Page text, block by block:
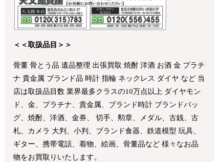
＜＜取扱品目＞＞
骨董 骨とう品 遺品整理 出張買取 焼酎 洋酒 お酒 金 プラチ
ナ 貴金属 ブランド品 時計 指輪 ネックレス ダイヤ など 当
店は取扱品目数 業界最多クラスの10万点以上 ダイヤモン
ド、金、プラチナ、貴金属、ブランド時計 ブランドバッ
グ、焼酎、洋酒、金券、 切手、勲章、メダル、古銭、古
札、カメラ 大判、小判、ブランド食器、鉄道模型 玩具、
ギター、携帯電話、着物、絵画、骨董品など 様々なお品
物をお買取りいたします。